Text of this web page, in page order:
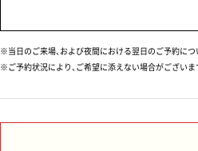
※当日のご来場、および夜間における翌日のご予約に
※ご予約状況により、ご希望に添えない場合がござい